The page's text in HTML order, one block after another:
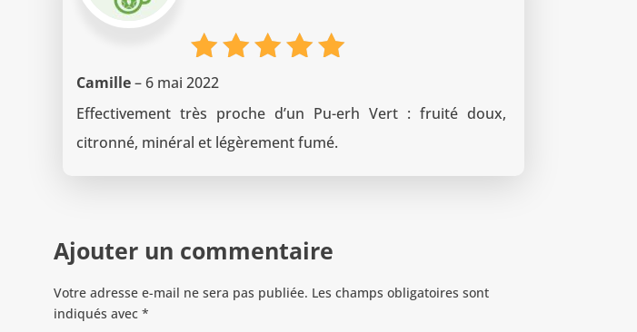
Note
sur 5
Camille– 6 mai 2022
Effectivement très proche d’un Pu-erh Vert : fruité doux,
citronné, minéral et légèrement fumé.
Ajouter un commentaire
Votre adresse e-mail ne sera pas publiée. Les champs obligatoires sont
indiqués avec *